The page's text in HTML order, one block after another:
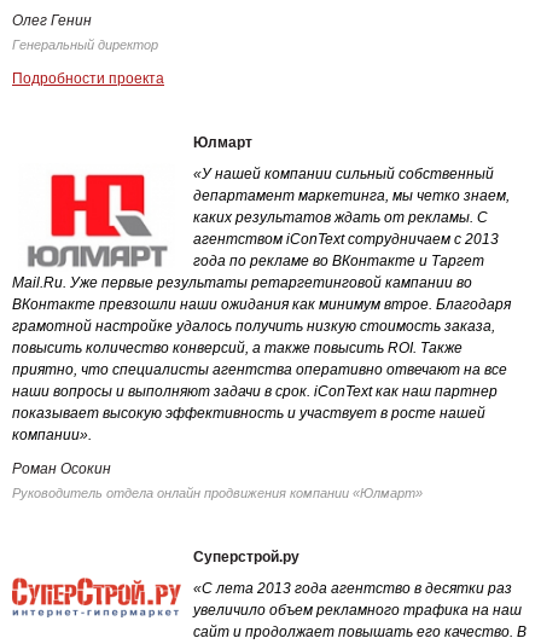
Олег Генин
Генеральный директор
Подробности проекта
Юлмарт
«У нашей компании сильный собственный
департамент маркетинга, мы четко знаем,
каких результатов ждать от рекламы. С
агентством iConText сотрудничаем с 2013
года по рекламе во ВКонтакте и Таргет
Mail.Ru. Уже первые результаты ретаргетинговой кампании во
ВКонтакте превзошли наши ожидания как минимум втрое. Благодаря
грамотной настройке удалось получить низкую стоимость заказа,
повысить количество конверсий, а также повысить ROI. Также
приятно, что специалисты агентства оперативно отвечают на все
наши вопросы и выполняют задачи в срок. iConText как наш партнер
показывает высокую эффективность и участвует в росте нашей
компании».
Роман Осокин
Руководитель отдела онлайн продвижения компании «Юлмарт»
Суперстрой.ру
«С лета 2013 года агентство в десятки раз
увеличило объем рекламного трафика на наш
сайт и продолжает повышать его качество. В